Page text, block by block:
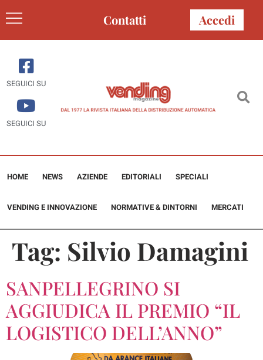
Contatti Accedi
SEGUICI SU
SEGUICI SU
HOME NEWS AZIENDE EDITORIALI SPECIALI
VENDING E INNOVAZIONE NORMATIVE & DINTORNI MERCATI
Tag: Silvio Damagini
SANPELLEGRINO SI
AGGIUDICA IL PREMIO “IL
LOGISTICO DELL’ANNO”